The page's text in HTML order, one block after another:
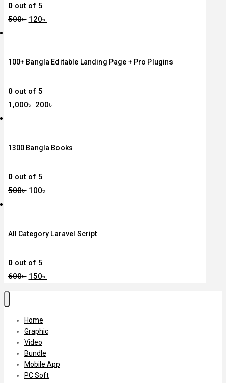
0out of 5
500৳ 120৳
100+ Bangla Editable Landing Page + Pro Plugins
0out of 5
1,000৳ 200৳
1300 Bangla Books
0out of 5
500৳ 100৳
All Category Laravel Script
0out of 5
600৳ 150৳
Home
Graphic
Video
Bundle
Mobile App
PC Soft